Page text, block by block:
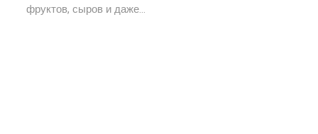
фруктов, сыров и даже...